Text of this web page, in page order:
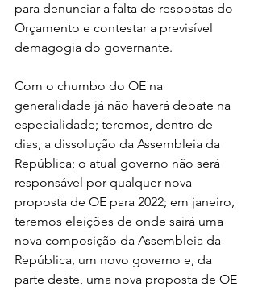
para denunciar a falta de respostas do
Orçamento e contestar a previsível
demagogia do governante.
Com o chumbo do OE na
generalidade já não haverá debate na
especialidade; teremos, dentro de
dias, a dissolução da Assembleia da
República; o atual governo não será
responsável por qualquer nova
proposta de OE para 2022; em janeiro,
teremos eleições de onde sairá uma
nova composição da Assembleia da
República, um novo governo e, da
parte deste, uma nova proposta de OE